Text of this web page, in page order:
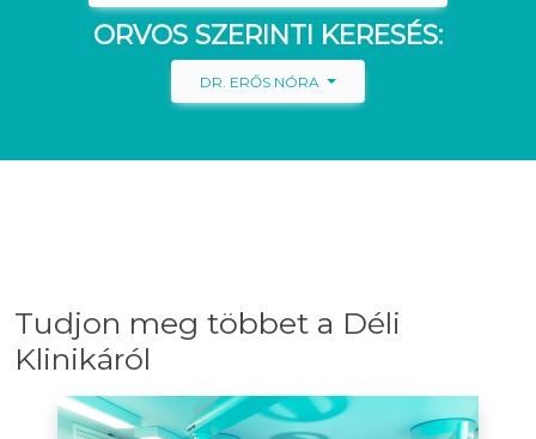
ORVOS SZERINTI KERESÉS:
DR. ERŐS NÓRA
Tudjon meg többet a Déli
Klinikáról